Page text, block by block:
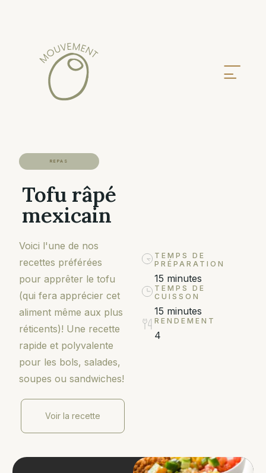
REPAS
Tofu râpé
mexicain
Voici l'une de nos
recettes préférées
pour apprêter le tofu
(qui fera apprécier cet
aliment même aux plus
réticents)! Une recette
rapide et polyvalente
pour les bols, salades,
soupes ou sandwiches!
Voir la recette
TEMPS DE
PRÉPARATION
15 minutes
TEMPS DE
CUISSON
15 minutes
RENDEMENT
4